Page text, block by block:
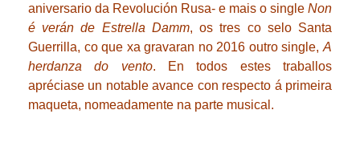
aniversario da Revolución Rusa- e mais o single Non
é verán de Estrella Damm, os tres co selo Santa
Guerrilla, co que xa gravaran no 2016 outro single, A
herdanza do vento. En todos estes traballos
apréciase un notable avance con respecto á primeira
maqueta, nomeadamente na parte musical.